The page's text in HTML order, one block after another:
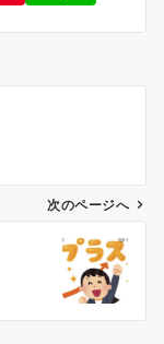
次のページへ